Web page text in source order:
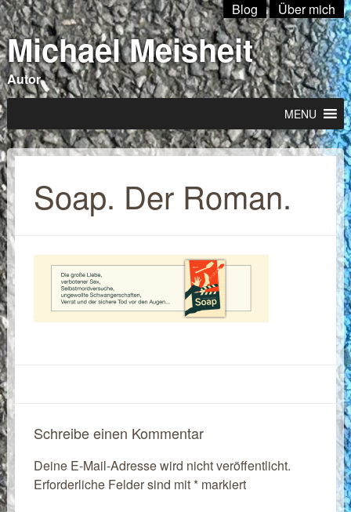
Blog Über mich
Michael Meisheit
Autor
MENU
Soap. Der Roman.
Schreibe einen Kommentar
Deine E-Mail-Adresse wird nicht veröffentlicht.
Erforderliche Felder sind mit*markiert